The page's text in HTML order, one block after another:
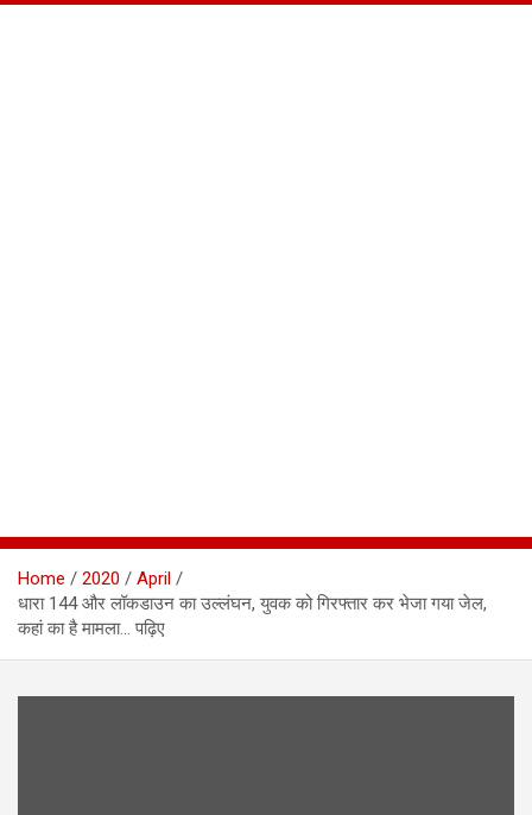
Home 2020
April
धारा 144 और लॉकडाउन का उल्लंघन, युवक को गिरफ्तार कर भेजा गया जेल,
कहां का है मामला… पढ़िए